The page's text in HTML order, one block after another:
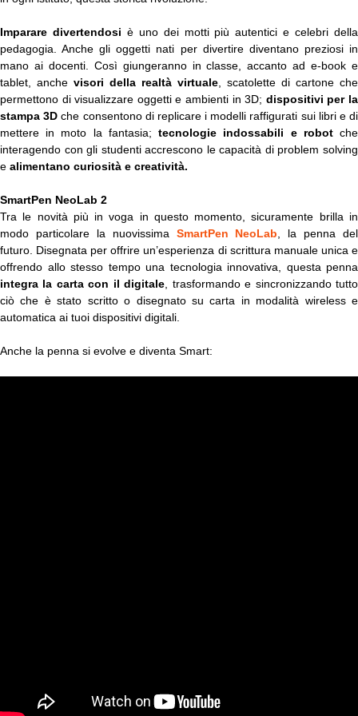
Imparare divertendosi è uno dei motti più autentici e celebri della
pedagogia. Anche gli oggetti nati per divertire diventano preziosi in
mano ai docenti. Così giungeranno in classe, accanto ad e-book e
tablet, anche visori della realtà virtuale , scatolette di cartone che
permettono di visualizzare oggetti e ambienti in 3D; dispositivi per la
stampa 3D che consentono di replicare i modelli raffigurati sui libri e di
mettere in moto la fantasia;tecnologie indossabili e robotche
interagendo con gli studenti accrescono le capacità di problem solving
e alimentano curiosità e creatività.
SmartPen NeoLab 2
Tra le novità più in voga in questo momento, sicuramente brilla in
modo particolare la nuovissima SmartPen NeoLab , la penna del
futuro. Disegnata per offrire un’esperienza di scrittura manuale unica e
offrendo allo stesso tempo una tecnologia innovativa, questa penna
integra la carta con il digitale , trasformando e sincronizzando tutto
ciò che è stato scritto o disegnato su carta in modalità wireless e
automatica ai tuoi dispositivi digitali.
Anche la penna si evolve e diventa Smart: